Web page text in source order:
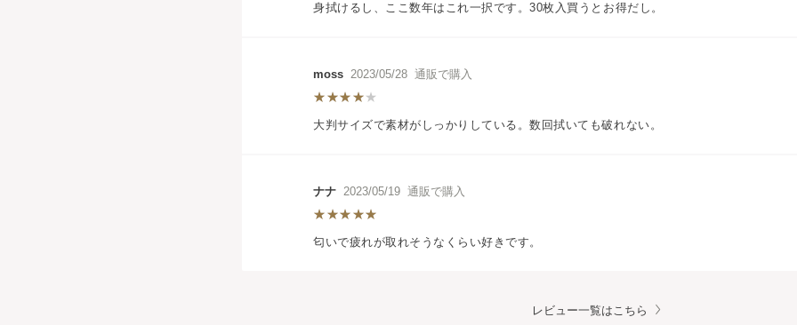
身拭けるし、ここ数年はこれ一択です。30枚入買うとお得だし。
moss 2023/05/28 通販で購入
大判サイズで素材がしっかりしている。数回拭いても破れない。
ナナ 2023/05/19 通販で購入
匂いで疲れが取れそうなくらい好きです。
レビュー一覧はこちら